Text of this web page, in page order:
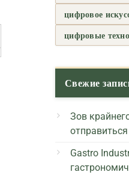
цифровое
цифровые
Свежие
Зов
Gastro